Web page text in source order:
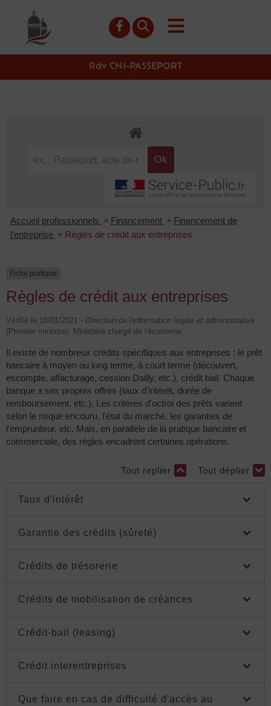
principal
Rdv CNI-PASSEPORT
Accueil professionnels > Financement > Financement de
l'entreprise
> Règles de crédit aux entreprises
Fiche pratique
Règles de crédit aux entreprises
Vérifié le 18/01/2021 - Direction de l'information légale et administrative
(Premier ministre), Ministère chargé de l'économie
Il existe de nombreux crédits spécifiques aux entreprises : le prêt
bancaire à moyen ou long terme, à court terme (découvert,
escompte, affacturage, cession Dailly, etc.), crédit bail. Chaque
banque a ses propres offres (taux d'intérêt, durée de
remboursement, etc.). Les critères d'octroi des prêts varient
selon le risque encouru, l'état du marché, les garanties de
l'emprunteur, etc. Mais, en parallèle de la pratique bancaire et
commerciale, des règles encadrent certaines opérations.
Tout replier Tout déplier
Taux d'intérêt
Garantie des crédits (sûreté)
Crédits de trésorerie
Crédits de mobilisation de créances
Crédit-bail (leasing)
Crédit interentreprises
Que faire en cas de difficulté d'accès au